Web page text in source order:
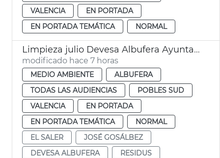
VALENCIA
EN PORTADA
EN PORTADA TEMÁTICA
NORMAL
Limpieza julio Devesa Albufera Ayuntamiento València
modificado hace 7 horas
MEDIO AMBIENTE
ALBUFERA
TODAS LAS AUDIENCIAS
POBLES SUD
VALENCIA
EN PORTADA
EN PORTADA TEMÁTICA
NORMAL
EL SALER
JOSÉ GOSÁLBEZ
DEVESA ALBUFERA
RESIDUS